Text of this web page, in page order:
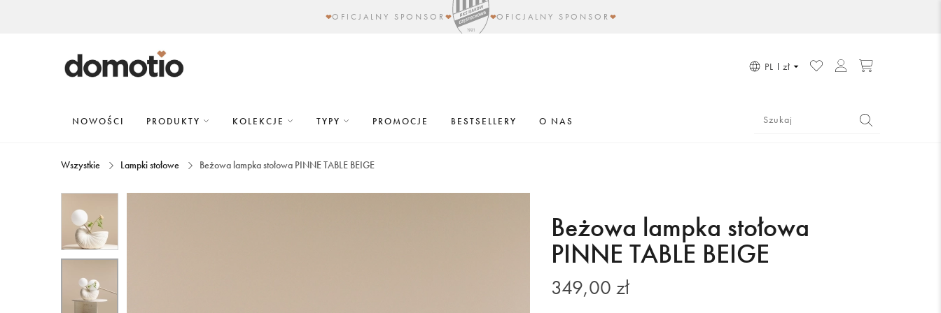
OFICJALNY SPONSOR OFICJALNY SPONSOR
PL zł
NOWOŚCI PRODUKTY KOLEKCJE TYPY PROMOCJE BESTSELLERY O NAS
Wszystkie Lampki stołowe Beżowa lampka stołowa PINNE TABLE BEIGE
Beżowa lampka stołowa
PINNE TABLE BEIGE
349,00 zł